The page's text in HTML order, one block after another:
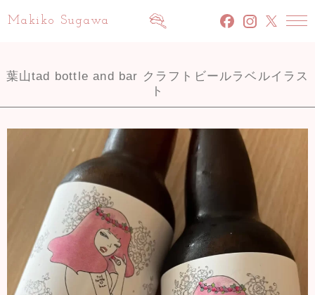
Makiko Sugawa facebookINSTAGRAM
葉山tad bottle and bar クラフトビールラベルイラス
ト